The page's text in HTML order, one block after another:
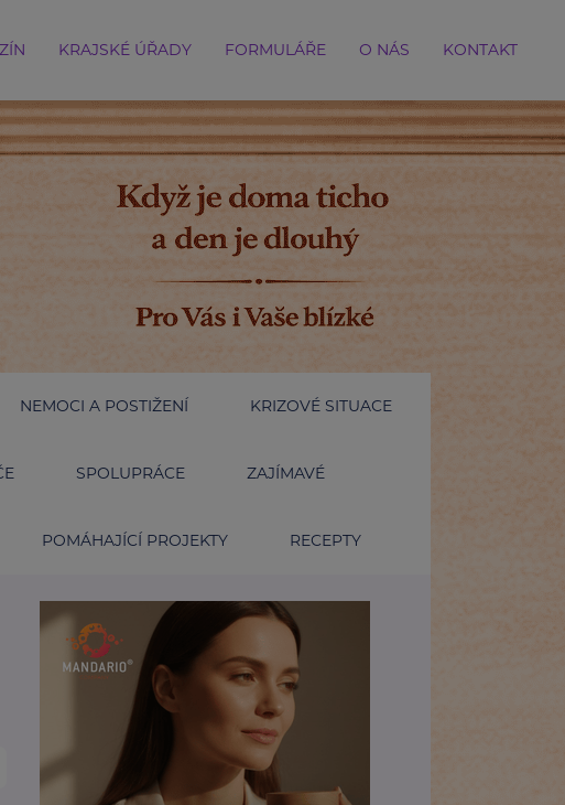
KRAJSKÉ ÚŘADY FORMULÁŘE O NÁS KONTAKT
NEMOCI A POSTIŽENÍ KRIZOVÉ SITUACE
SPOLUPRÁCE ZAJÍMAVÉ
POMÁHAJÍCÍ PROJEKTY RECEPTY